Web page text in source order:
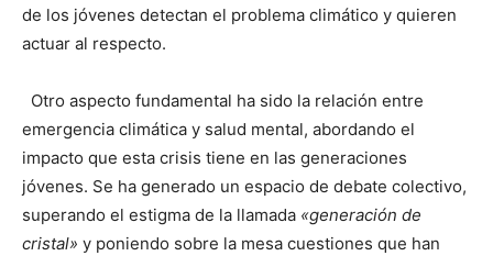
de los jóvenes detectan el problema climático y quieren
actuar al respecto.
Otro aspecto fundamental ha sido la relación entre
emergencia climática y salud mental, abordando el
impacto que esta crisis tiene en las generaciones
jóvenes. Se ha generado un espacio de debate colectivo,
superando el estigma de la llamada «generación de
cristal» y poniendo sobre la mesa cuestiones que han